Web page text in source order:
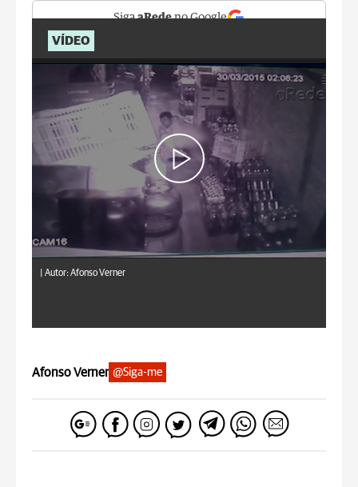
SigaaRedeno Google
VÍDEO
Autor: Afonso Verner
Afonso Verner @Siga-me